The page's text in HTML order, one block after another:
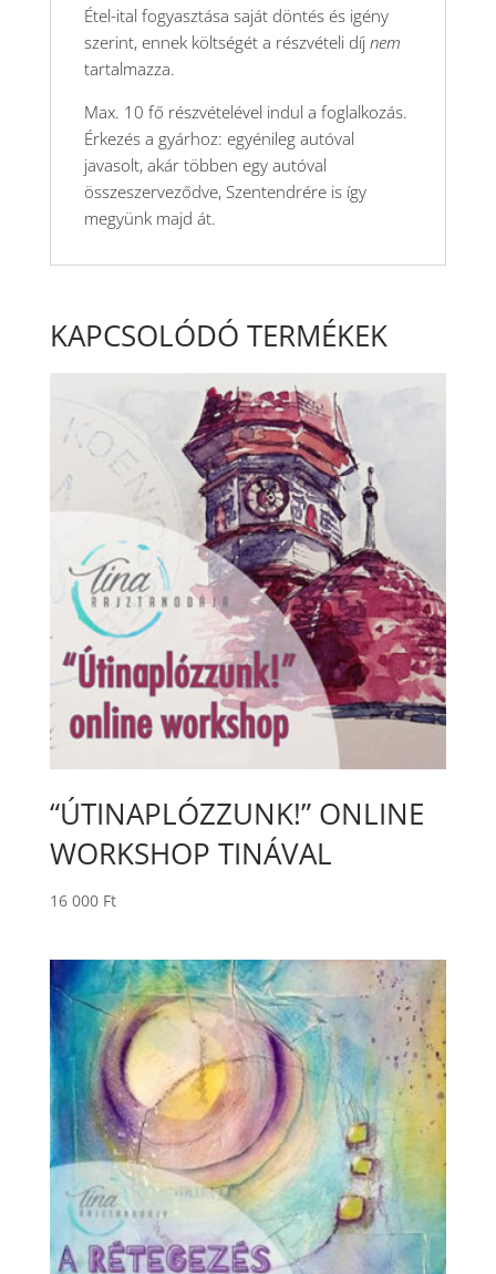
Étel-ital fogyasztása saját döntés és igény
szerint, ennek költségét a részvételi díj nem
tartalmazza.
Max. 10 fő részvételével indul a foglalkozás.
Érkezés a gyárhoz: egyénileg autóval
javasolt, akár többen egy autóval
összeszerveződve, Szentendrére is így
megyünk majd át.
KAPCSOLÓDÓ TERMÉKEK
“ÚTINAPLÓZZUNK!” ONLINE
WORKSHOP TINÁVAL
16 000 Ft